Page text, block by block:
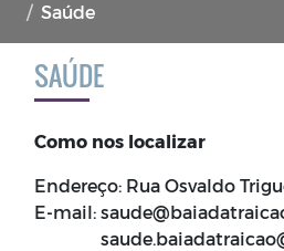
Saúde
SAÚDE
Como nos localizar
Endereço: Rua Osvaldo
E-mail: